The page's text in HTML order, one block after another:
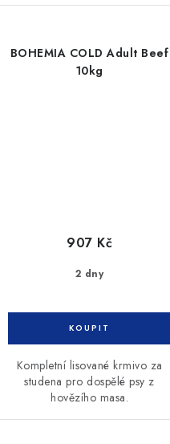
BOHEMIA COLD Adult Beef
10kg
2 dny
907 Kč
Kompletní lisované krmivo za
studena pro dospělé psy z
hovězího masa.